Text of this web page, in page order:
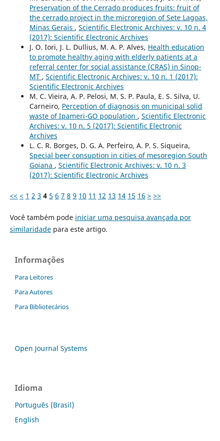
Preservation of the Cerrado produces fruits: fruit of
the cerrado project in the microregion of Sete Lagoas,
Minas Gerais , Scientific Electronic Archives: v. 10 n. 4
(2017): Scientific Electronic Archives
J. O. Iori, J. L. Dullius, M. A. P. Alves, Health education
to promote healthy aging with elderly patients at a
referral center for social assistance (CRAS) in Sinop-
MT , Scientific Electronic Archives: v. 10 n. 1 (2017):
Scientific Electronic Archives
M. C. Vieira, A. P. Pelosi, M. S. P. Paula, E. S. Silva, U.
Carneiro, Perception of diagnosis on municipal solid
waste of Ipameri-GO population , Scientific Electronic
Archives: v. 10 n. 5 (2017): Scientific Electronic
Archives
L. C. R. Borges, D. G. A. Perfeiro, A. P. S. Siqueira,
Special beer consuption in cities of mesoregion South
Goiana , Scientific Electronic Archives: v. 10 n. 3
(2017): Scientific Electronic Archives
<< < 1 2 3 4 5 6 7 8 9 10 11 12 13 14 15 16 > >>
Você também pode iniciar uma pesquisa avançada por
similaridadepara este artigo.
Informações
Para Leitores
Para Autores
Para Bibliotecários
Open Journal Systems
Idioma
Português (Brasil)
English